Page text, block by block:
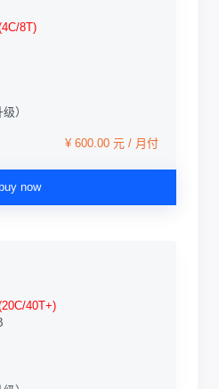
8T)
）
¥ 600.00 元 / 月付
buy now
40T+)